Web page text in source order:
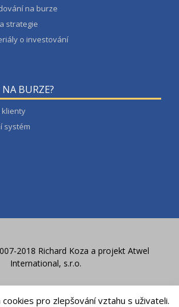
na burze
strategie
o investování
BURZE?
klienty
systém
2018 Richard Koza a projekt Atwel
International, s.r.o.
pro zlepšování vztahu s uživateli.